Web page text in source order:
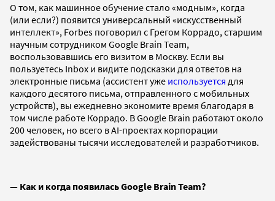
О том, как машинное обучение стало «модным», когда
(или если?) появится универсальный «искусственный
интеллект», Forbes поговорил с Грегом Коррадо, старшим
научным сотрудником Google Brain Team,
воспользовавшись его визитом в Москву. Если вы
пользуетесь Inbox и видите подсказки для ответов на
электронные письма (ассистент уже используется для
каждого десятого письма, отправленного с мобильных
устройств), вы ежедневно экономите время благодаря в
том числе работе Коррадо. В Google Brain работают около
200 человек, но всего в AI-проектах корпорации
задействованы тысячи исследователей и разработчиков.
— Как и когда появилась Google Brain Team?